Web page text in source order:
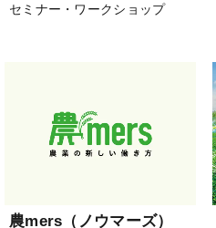
セミナー・ワークショップ
農mers（ノウマーズ）